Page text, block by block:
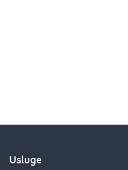
Usluge